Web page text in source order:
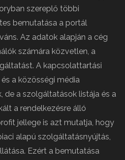
szereplő többi
bemutatása a portál
Az adatok alapján a cég
számára közvetlen, a
A kapcsolattartási
a közösségi média
de a szolgáltatások listája és a
a rendelkezésre álló
jellege is azt mutatja, hogy
alapú szolgáltatásnyújtás,
Ezért a bemutatása